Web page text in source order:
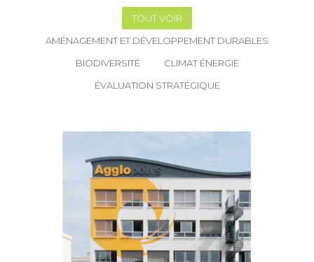
TOUT VOIR
AMÉNAGEMENT ET DÉVELOPPEMENT DURABLES
BIODIVERSITÉ
CLIMAT ÉNERGIE
ÉVALUATION STRATÉGIQUE